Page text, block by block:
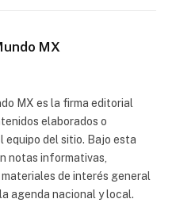
MX
MX es la firma editorial
elaborados o
equipo del sitio. Bajo esta
notas informativas,
de interés general
agenda nacional y local.